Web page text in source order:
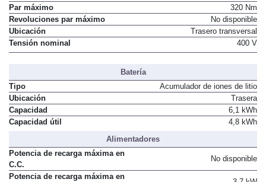
Revoluciones potencia máxima
No disponible
Par máximo
320 Nm
Revoluciones par máximo
No disponible
Ubicación
Trasero transversal
Tensión nominal
400 V
Batería
Tipo
Acumulador de iones de litio
Ubicación
Trasera
Capacidad
6,1 kWh
Alimentadores
Potencia de recarga máxima en
C.C.